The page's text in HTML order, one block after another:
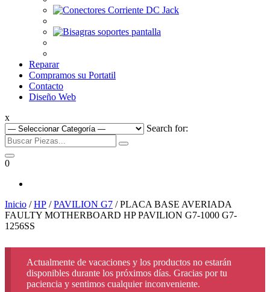
Reparar
Compramos su Portatil
Contacto
Diseño Web
x
Search for:
0
Inicio /HP /PAVILION G7 / PLACA BASE AVERIADA
FAULTY MOTHERBOARD HP PAVILION G7-1000 G7-
1256SS
Actualmente de vacaciones y los productos no estarán
disponibles durante los próximos días. Gracias por tu
paciencia y sentimos cualquier inconveniente.